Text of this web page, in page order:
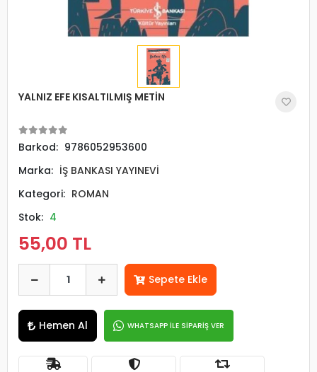
YALNIZ EFE KISALTILMIŞ METİN
Barkod: 9786052953600
Marka: İŞ BANKASI YAYINEVİ
Kategori: ROMAN
Stok: 4
55,00 TL
Sepete Ekle
Hemen Al WHATSAPP İLE SİPARİŞ VER